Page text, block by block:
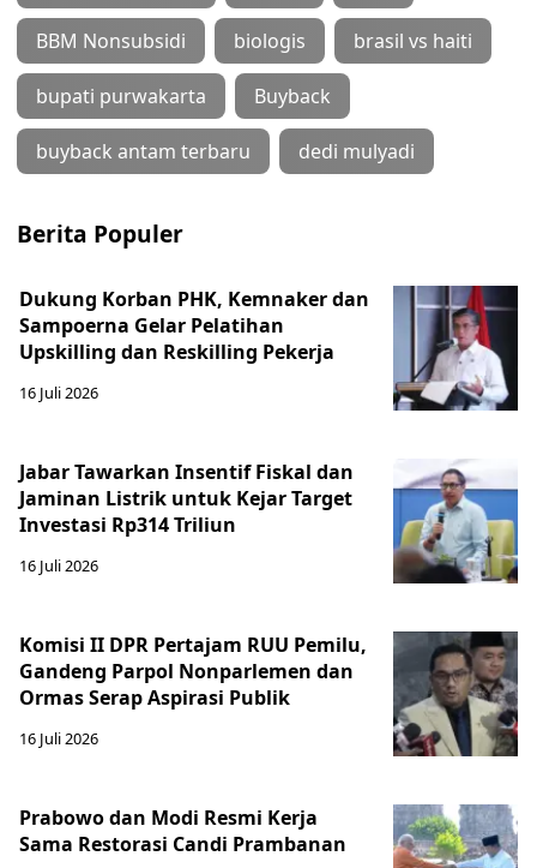
BBM Nonsubsidi biologis brasil vs haiti
bupati purwakarta Buyback
buyback antam terbaru dedi mulyadi
Berita Populer
Dukung Korban PHK, Kemnaker dan
Sampoerna Gelar Pelatihan
Upskilling dan Reskilling Pekerja
16 Juli 2026
Jabar Tawarkan Insentif Fiskal dan
Jaminan Listrik untuk Kejar Target
Investasi Rp314 Triliun
16 Juli 2026
Komisi II DPR Pertajam RUU Pemilu,
Gandeng Parpol Nonparlemen dan
Ormas Serap Aspirasi Publik
16 Juli 2026
Prabowo dan Modi Resmi Kerja
Sama Restorasi Candi Prambanan